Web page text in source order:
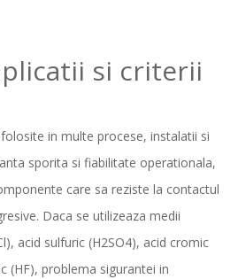
si criterii
in multe procese, instalatii si
sporita si fiabilitate operationala,
care sa reziste la contactul
Daca se utilizeaza medii
acid sulfuric (H2SO4), acid cromic
(HF), problema sigurantei in